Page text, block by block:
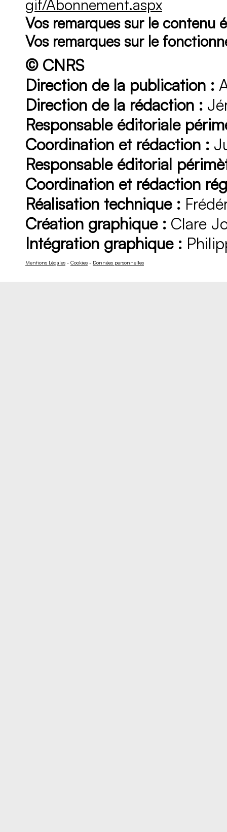
gif/Abonnement.aspx
Vos remarques sur le contenu
Vos remarques sur le
© CNRS
Direction de la publication :
Direction de la rédaction :
Responsable éditoriale
Coordination et rédaction :
Responsable éditorial
Coordination et rédaction
Réalisation technique :
Création graphique : Clare
Intégration graphique :
Mentions Légales - Cookies - Données personnelles